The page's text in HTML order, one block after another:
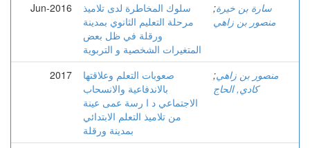
Jun-2016
سلوك المخاطرة لدى تلاميذ
مرحلة التعليم الثانوي بمدينة
ورقلة في ظل بعض
المتغيرات الشخصية و التربوية
سارة بن خيرة;
منصور بن زاهي
2017
صعوبات التعلم وعلاقتها
بالاندفاعية والانسحاب
الاجتماعي د ا رسة عمى عينة
من تلاميذ التعلم الابتدائي
بمدينة ورقلة
منصور بن زاهي;
كادي, الحاج